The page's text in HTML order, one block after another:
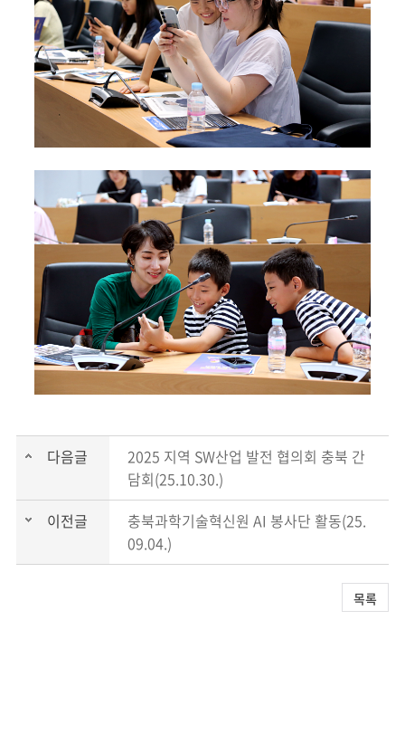
다음글
2025 지역 SW산업 발전 협의회 충북 간
담회(25.10.30.)
이전글
충북과학기술혁신원 AI 봉사단 활동(25.
09.04.)
목록